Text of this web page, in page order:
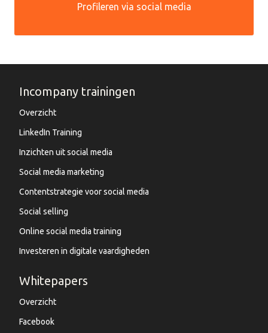
Profileren via social media
Incompany trainingen
Overzicht
LinkedIn Training
Inzichten uit social media
Social media marketing
Contentstrategie voor social media
Social selling
Online social media training
Investeren in digitale vaardigheden
Whitepapers
Overzicht
Facebook